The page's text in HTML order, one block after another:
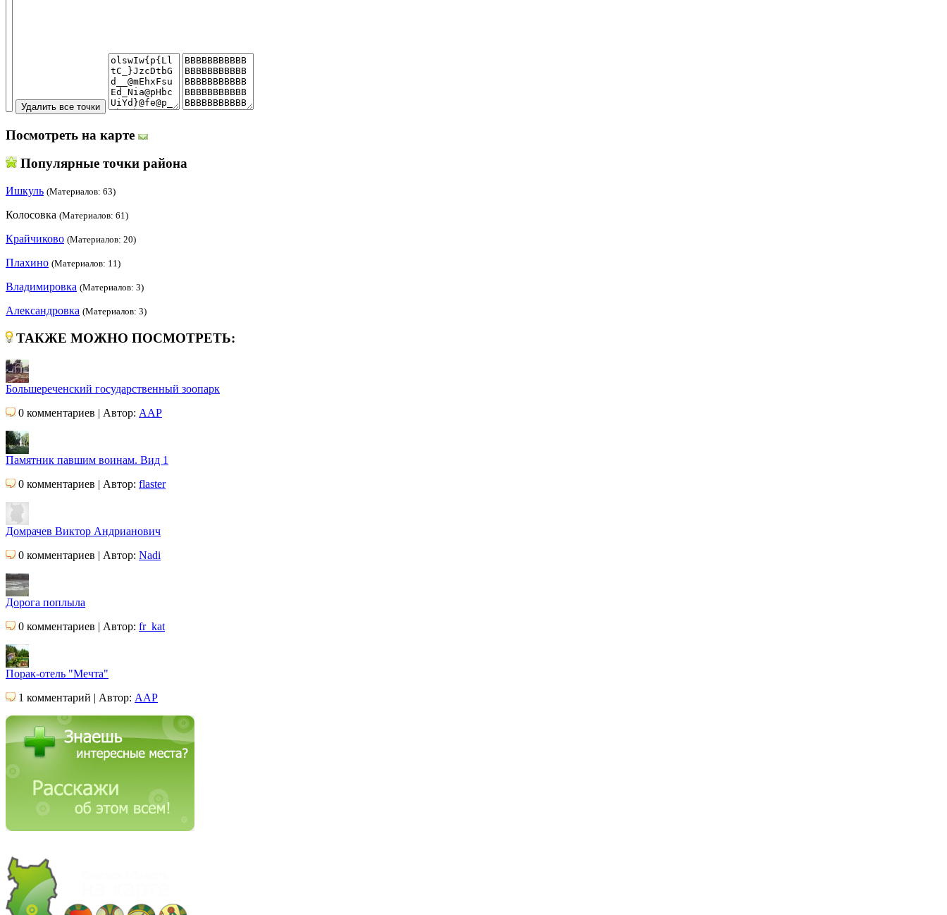
Посмотреть на карте
Популярные точки района
Ишкуль (Материалов: 63)
Колосовка (Материалов: 61)
Крайчиково (Материалов: 20)
Плахино (Материалов: 11)
Владимировка (Материалов: 3)
Александровка (Материалов: 3)
ТАКЖЕ МОЖНО ПОСМОТРЕТЬ:
Большереченский государственный зоопарк
0 комментариев | Автор: AAP
Памятник павшим воинам. Вид 1
0 комментариев | Автор: flaster
Домрачев Виктор Андрианович
0 комментариев | Автор: Nadi
Дорога поплыла
0 комментариев | Автор: fr_kat
Порак-отель "Мечта"
1 комментарий | Автор: AAP